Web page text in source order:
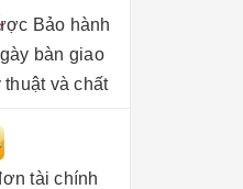
Bảo hành
bàn giao
và chất
tài chính